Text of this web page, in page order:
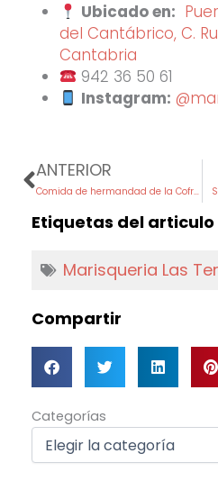
Ubicado en:
del Cantábrico, C.
Cantabria
942 36 50 61
Instagram:
Prev
ANTERIOR
Comida de hermandad de la Cofradía de los Cocidos de Cantabria en El Hipódromo de Suso
Etiquetas del articulo
Marisqueria Las
Compartir
Categorías
Categorías